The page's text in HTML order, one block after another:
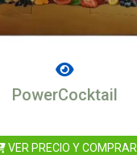
PowerCocktail
VER PRECIO Y COMPRAR